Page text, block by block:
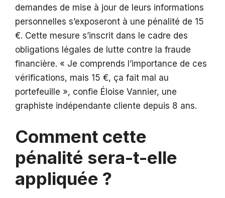
demandes de mise à jour de leurs informations
personnelles s’exposeront à une pénalité de 15
€. Cette mesure s’inscrit dans le cadre des
obligations légales de lutte contre la fraude
financière. « Je comprends l’importance de ces
vérifications, mais 15 €, ça fait mal au
portefeuille », confie Éloise Vannier, une
graphiste indépendante cliente depuis 8 ans.
Comment cette
pénalité sera-t-elle
appliquée ?